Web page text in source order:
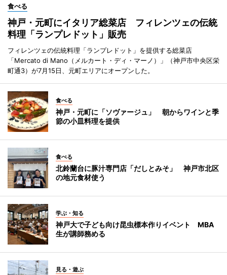
食べる
神戸・元町にイタリア総菜店 フィレンツェの伝統
料理「ランプレドット」販売
フィレンツェの伝統料理「ランプレドット」を提供する総菜店
「Mercato di Mano（メルカート・ディ・マーノ）」（神戸市中央区栄
町通3）が7月15日、元町エリアにオープンした。
食べる
神戸・元町に「ソヴァージュ」 朝からワインと季
節の小皿料理を提供
食べる
北鈴蘭台に豚汁専門店「だしとみそ」 神戸市北区
の地元食材使う
学ぶ・知る
神戸大で子ども向け昆虫標本作りイベント MBA
生が講師務める
見る・遊ぶ